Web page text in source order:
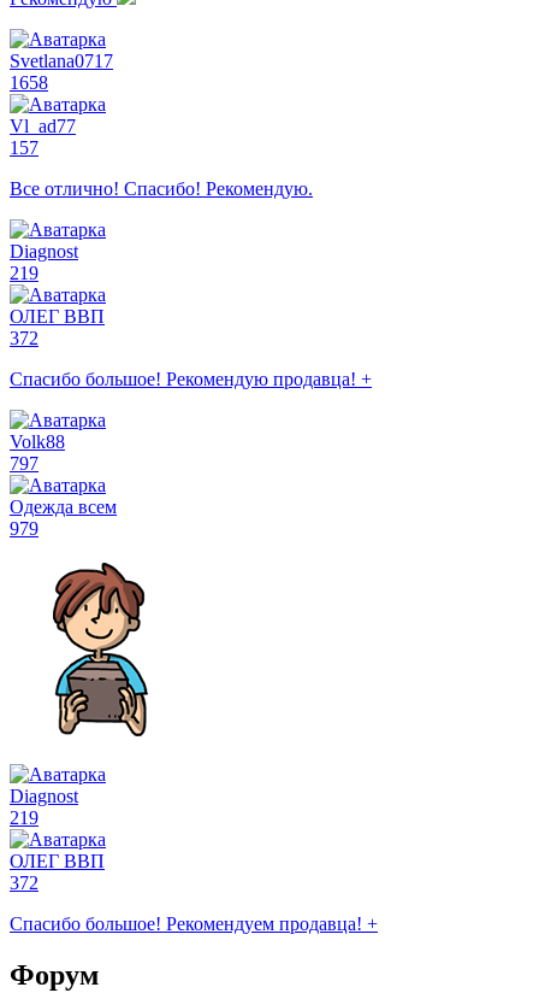
Svetlana0717
1658
Vl_ad77
157
Все отлично! Спасибо! Рекомендую.
Diagnost
219
ОЛЕГ ВВП
372
Спасибо большое! Рекомендую продавца! +
Volk88
797
Одежда всем
979
Diagnost
219
ОЛЕГ ВВП
372
Спасибо большое! Рекомендуем продавца! +
Форум